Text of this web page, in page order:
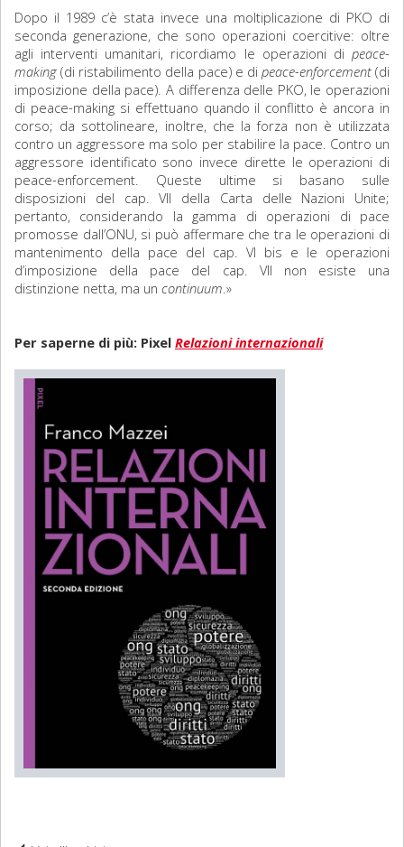
Dopo il 1989 c’è stata invece una moltiplicazione di PKO di
seconda generazione, che sono operazioni coercitive: oltre
agli interventi umanitari, ricordiamo le operazioni di peace-
making (di ristabilimento della pace) e di peace-enforcement(di
imposizione della pace). A differenza delle PKO, le operazioni
di peace-making si effettuano quando il conflitto è ancora in
corso; da sottolineare, inoltre, che la forza non è utilizzata
contro un aggressore ma solo per stabilire la pace. Contro un
aggressore identificato sono invece dirette le operazioni di
peace-enforcement. Queste ultime si basano sulle
disposizioni del cap. VII della Carta delle Nazioni Unite;
pertanto, considerando la gamma di operazioni di pace
promosse dall’ONU, si può affermare che tra le operazioni di
mantenimento della pace del cap. VI bis e le operazioni
d’imposizione della pace del cap. VII non esiste una
distinzione netta, ma un continuum.»
Per saperne di più: Pixel Relazioni internazionali